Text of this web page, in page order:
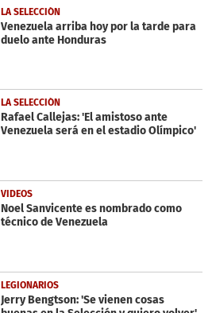
LA SELECCIÓN
Venezuela arriba hoy por la tarde para
duelo ante Honduras
LA SELECCIÓN
Rafael Callejas: 'El amistoso ante
Venezuela será en el estadio Olímpico'
VIDEOS
Noel Sanvicente es nombrado como
técnico de Venezuela
LEGIONARIOS
Jerry Bengtson: 'Se vienen cosas